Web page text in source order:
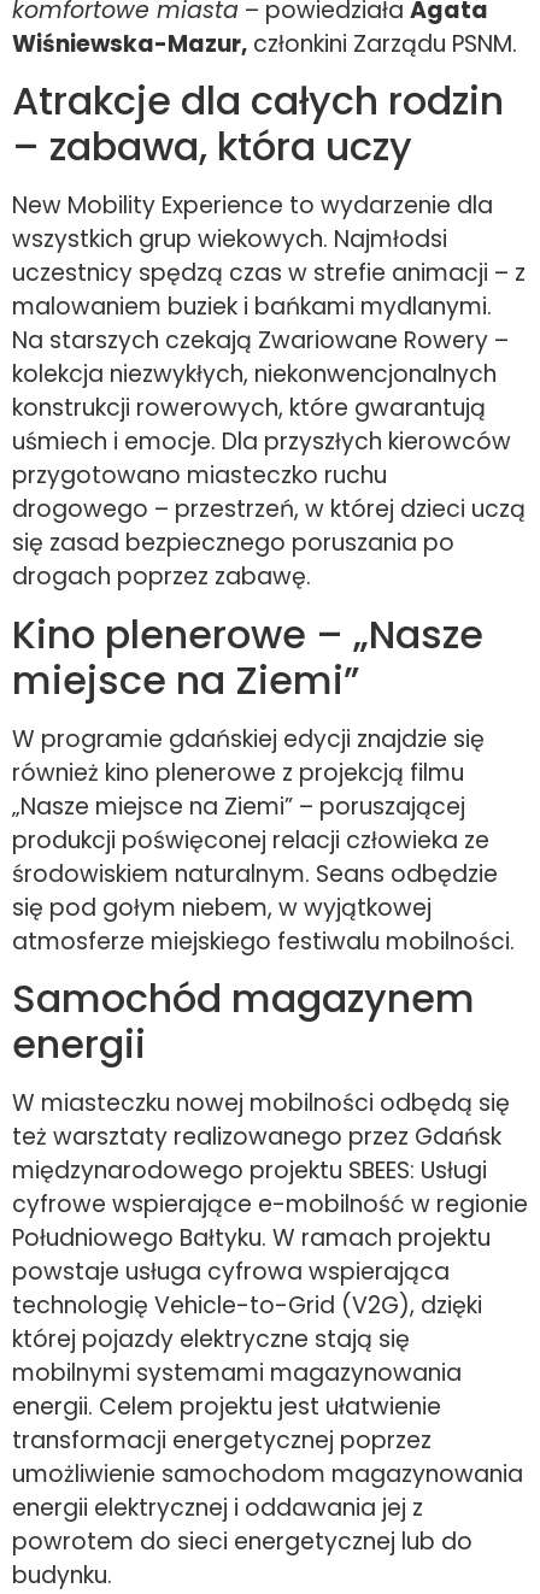
komfortowe miasta – powiedziała Agata
Wiśniewska-Mazur, członkini Zarządu PSNM.
Atrakcje dla całych rodzin
– zabawa, która uczy
New Mobility Experience to wydarzenie dla
wszystkich grup wiekowych. Najmłodsi
uczestnicy spędzą czas w strefie animacji – z
malowaniem buziek i bańkami mydlanymi.
Na starszych czekają Zwariowane Rowery –
kolekcja niezwykłych, niekonwencjonalnych
konstrukcji rowerowych, które gwarantują
uśmiech i emocje. Dla przyszłych kierowców
przygotowano miasteczko ruchu
drogowego – przestrzeń, w której dzieci uczą
się zasad bezpiecznego poruszania po
drogach poprzez zabawę.
Kino plenerowe – „Nasze
miejsce na Ziemi”
W programie gdańskiej edycji znajdzie się
również kino plenerowe z projekcją filmu
„Nasze miejsce na Ziemi” – poruszającej
produkcji poświęconej relacji człowieka ze
środowiskiem naturalnym. Seans odbędzie
się pod gołym niebem, w wyjątkowej
atmosferze miejskiego festiwalu mobilności.
Samochód magazynem
energii
W miasteczku nowej mobilności odbędą się
też warsztaty realizowanego przez Gdańsk
międzynarodowego projektu SBEES: Usługi
cyfrowe wspierające e-mobilność w regionie
Południowego Bałtyku. W ramach projektu
powstaje usługa cyfrowa wspierająca
technologię Vehicle-to-Grid (V2G), dzięki
której pojazdy elektryczne stają się
mobilnymi systemami magazynowania
energii. Celem projektu jest ułatwienie
transformacji energetycznej poprzez
umożliwienie samochodom magazynowania
energii elektrycznej i oddawania jej z
powrotem do sieci energetycznej lub do
budynku.